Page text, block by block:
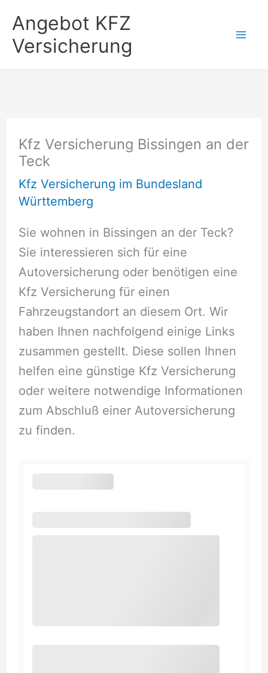
Inhalt
springen
Angebot KFZ
Versicherung
Kfz Versicherung Bissingen an der
Teck
Kfz Versicherung im Bundesland
Württemberg
Sie wohnen in Bissingen an der Teck?
Sie interessieren sich für eine
Autoversicherung oder benötigen eine
Kfz Versicherung für einen
Fahrzeugstandort an diesem Ort. Wir
haben Ihnen nachfolgend einige Links
zusammen gestellt. Diese sollen Ihnen
helfen eine günstige Kfz Versicherung
oder weitere notwendige Informationen
zum Abschluß einer Autoversicherung
zu finden.